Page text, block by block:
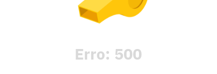
Erro: 500